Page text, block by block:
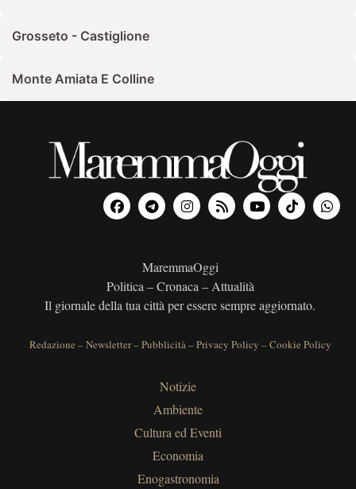
Grosseto - Castiglione
Monte Amiata E Colline
MaremmaOggi
Politica – Cronaca – Attualità
Il giornale della tua città per essere sempre aggiornato.
Redazione –Newsletter–Pubblicità–Privacy Policy –Cookie Policy
Notizie
Ambiente
Cultura ed Eventi
Economia
Enogastronomia